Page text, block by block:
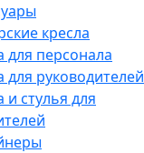
кресла
для персонала
для руководителей
и стулья для